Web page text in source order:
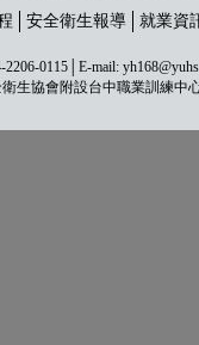
安全衛生報導 就業資
0115│E-mail:
生協會附設台中職業訓練中